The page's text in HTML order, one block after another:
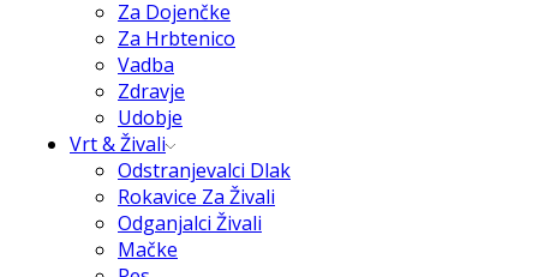
Za Dojenčke
Za Hrbtenico
Vadba
Zdravje
Udobje
Vrt & Živali
Odstranjevalci Dlak
Rokavice Za Živali
Odganjalci Živali
Mačke